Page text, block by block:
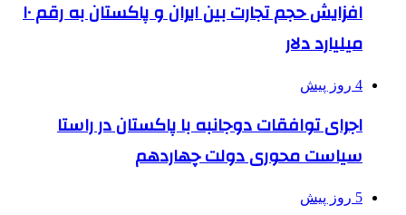
افزایش حجم تجارت بین ایران و پاکستان به رقم ۱۰
میلیارد دلار
4 روز پیش
اجرای توافقات دوجانبه با پاکستان در راستا
سیاست محوری دولت چهاردهم
5 روز پیش